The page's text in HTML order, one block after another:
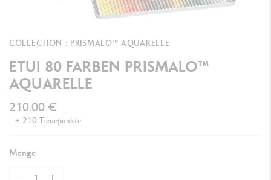
COLLECTION : PRISMALO™ AQUARELLE
ETUI 80 FARBEN PRISMALO™
AQUARELLE
210.00 €
+ 210 Treuepunkte
Menge